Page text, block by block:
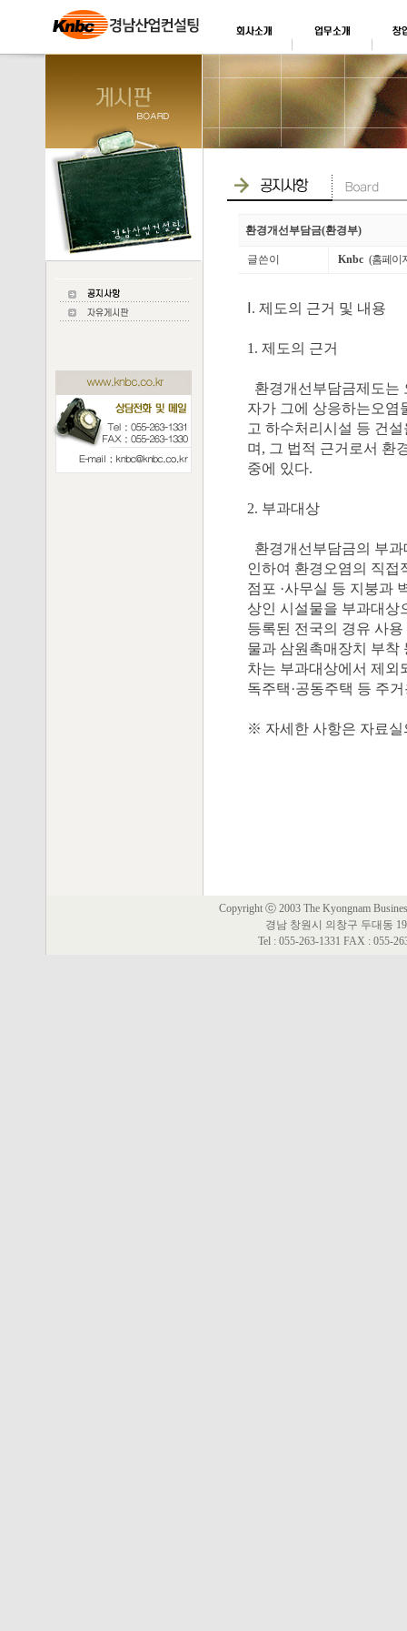
환경개선부담금(환경부)
글쓴이 Knbc (홈페이
Ⅰ. 제도의 근거 및 내용
1. 제도의 근거
환경개선부담금제도는
자가 그에 상응하는오염
고 하수처리시설 등 건
며, 그 법적 근거로서 환
중에 있다.
2. 부과대상
환경개선부담금의 부
인하여 환경오염의 직접
점포 ·사무실 등 지붕과
상인 시설물을 부과대상
등록된 전국의 경유 사
물과 삼원촉매장치 부착
차는 부과대상에서 제외
독주택·공동주택 등 주
※ 자세한 사항은 자료실
Copyright ⓒ 2003 The Kyongnam
경남 창원시 의창구 두대동
Tel : 055-263-1331 FAX : 055-